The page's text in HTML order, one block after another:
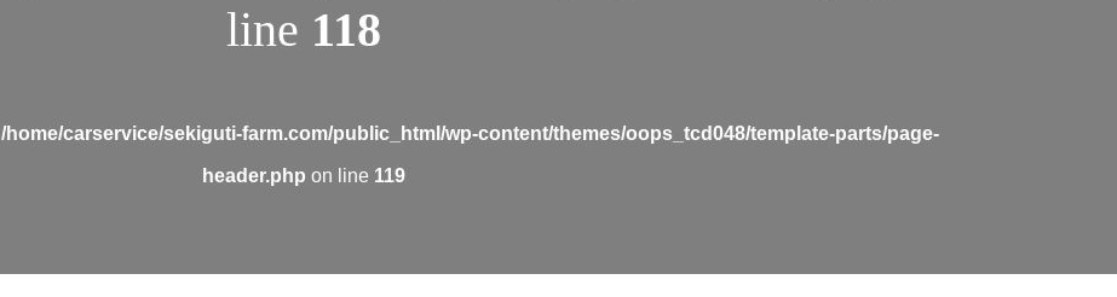
line 118
/home/carservice/sekiguti-farm.com/public_html/wp-content/themes/oops_tcd048/template-parts/page-
header.php on line 119